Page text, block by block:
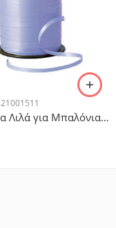
21001511
Κορδέλα Λιλά για Μπαλόνια 500μ